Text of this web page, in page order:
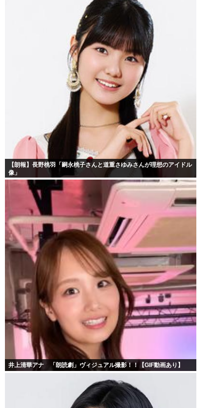
【朗報】長野桃羽「嗣永桃子さんと道重さゆみさんが理想のアイドル
像」
井上清華アナ 「朗読劇」ヴィジュアル撮影！！【GIF動画あり】